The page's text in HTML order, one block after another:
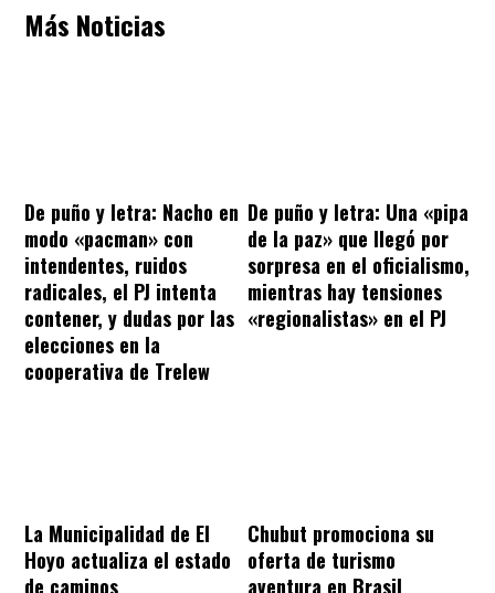
Más Noticias
De puño y letra: Nacho en
modo «pacman» con
intendentes, ruidos
radicales, el PJ intenta
contener, y dudas por las
elecciones en la
cooperativa de Trelew
De puño y letra: Una «pipa
de la paz» que llegó por
sorpresa en el oficialismo,
mientras hay tensiones
«regionalistas» en el PJ
La Municipalidad de El
Hoyo actualiza el estado
de caminos
Chubut promociona su
oferta de turismo
aventura en Brasil